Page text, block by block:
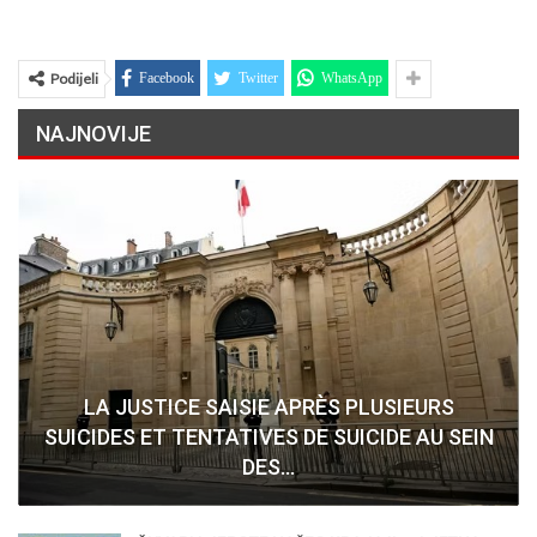
Podijeli Facebook Twitter WhatsApp
NAJNOVIJE
LA JUSTICE SAISIE APRÈS PLUSIEURS
SUICIDES ET TENTATIVES DE SUICIDE AU SEIN
DES…